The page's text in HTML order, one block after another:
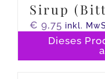
Dieses
Sirup
€ 9,75 inkl.